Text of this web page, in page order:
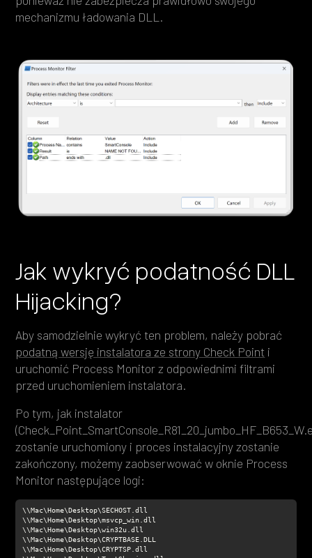
mechanizmu ładowania DLL.
Jak wykryć podatność DLL
Hijacking?
Aby samodzielnie wykryć ten problem, należy pobrać
podatną wersję instalatora ze strony Check Point i
uruchomić Process Monitor z odpowiednimi filtrami
przed uruchomieniem instalatora.
Po tym, jak instalator
zostanie uruchomiony i proces instalacyjny zostanie
zakończony, możemy zaobserwować w oknie Process
Monitor następujące logi: